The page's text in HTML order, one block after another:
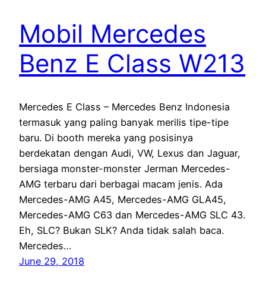
Mobil Mercedes
Benz E Class W213
Mercedes E Class – Mercedes Benz Indonesia
termasuk yang paling banyak merilis tipe-tipe
baru. Di booth mereka yang posisinya
berdekatan dengan Audi, VW, Lexus dan Jaguar,
bersiaga monster-monster Jerman Mercedes-
AMG terbaru dari berbagai macam jenis. Ada
Mercedes-AMG A45, Mercedes-AMG GLA45,
Mercedes-AMG C63 dan Mercedes-AMG SLC 43.
Eh, SLC? Bukan SLK? Anda tidak salah baca.
Mercedes…
June 29, 2018